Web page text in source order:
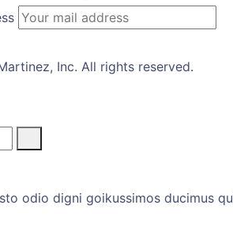
Inc. All rights reserved.
odio digni goikussimos ducimus